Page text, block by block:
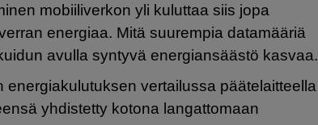
mobiiliverkon yli kuluttaa siis jopa
energiaa. Mitä suurempia datamääriä
avulla syntyvä energiansäästö kasvaa.
vertailussa päätelaitteella
yhdistetty kotona langattomaan